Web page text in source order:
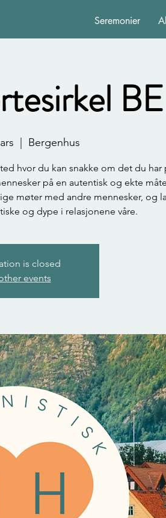
Seremonier
Bergenhus
hvor du kan snakke om det du har
på en autentisk og ekte
møter med andre mennesker, og
og dype i relasjonene våre.
is closed
events